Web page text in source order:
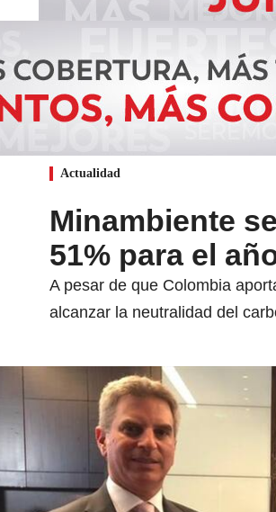
Actualidad
Minambiente
51% para el
A pesar de que Colombia
alcanzar la neutralidad del